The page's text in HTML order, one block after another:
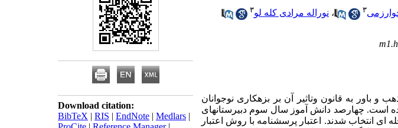
۳ ، نوراله مرادی کله لو۳
باور به قانون وتاثیر آن بر بزهکاری نوجوانان
است. چهارصد دانش آموز سال سوم دبیرستانهای
انتخاب شدند. اعتبار پرسشنامه با روش اعتبار
Download citation:
BibTeX | RIS | EndNote | Medlars |